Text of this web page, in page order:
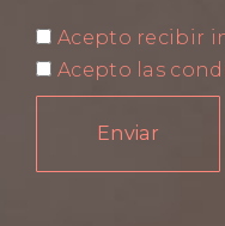
Acepto recibir
Acepto las
Enviar